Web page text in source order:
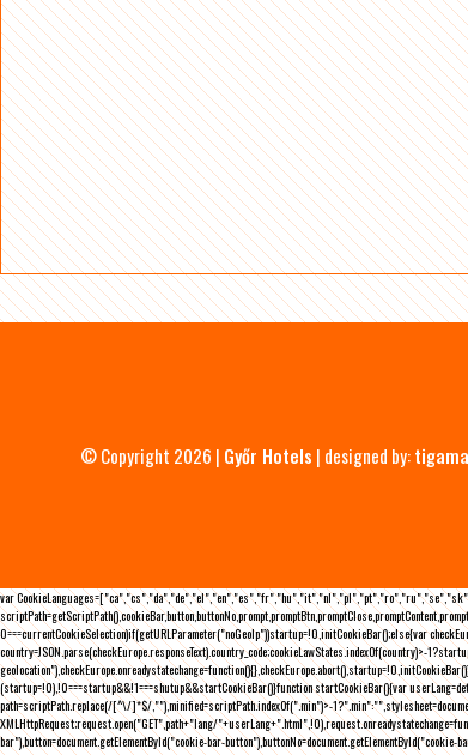
© Copyright 2026 | Győr Hotels | designed by:
var
0===currentCookieSelection)if(getURLParameter("noGeoIp"))startup=!0,initCookieBar();else{var
country=JSON.parse(checkEurope.responseText).country_code;cookieLawStates.indexOf(country)>-
(startup=!0),!0===startup&&!1===shutup&&startCookieBar()}function startCookieBar(){var
path=scriptPath.replace(/[^\/]*$/,""),minified=scriptPath.indexOf(".min")>-
XMLHttpRequest;request.open("GET",path+"lang/
bar"),button=document.getElementById("cookie-bar-